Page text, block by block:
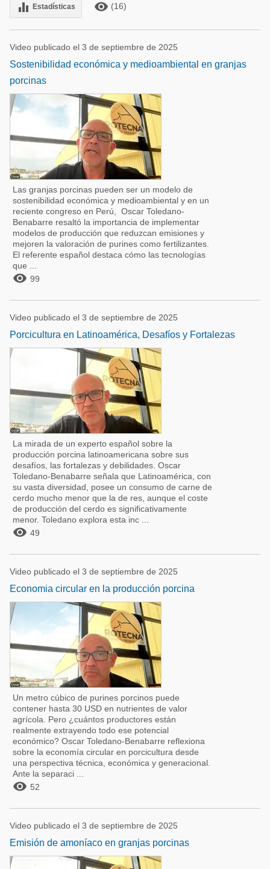
equalizer Estadísticas remove_red_eye (16)
Video publicado el 3 de septiembre de 2025
Sostenibilidad económica y medioambiental en granjas
porcinas
Las granjas porcinas pueden ser un modelo de
sostenibilidad económica y medioambiental y en un
reciente congreso en Perú, Oscar Toledano-
Benabarre resaltó la importancia de implementar
modelos de producción que reduzcan emisiones y
mejoren la valoración de purines como fertilizantes.
El referente español destaca cómo las tecnologías
que ...
 99
Video publicado el 3 de septiembre de 2025
Porcicultura en Latinoamérica, Desafíos y Fortalezas
La mirada de un experto español sobre la
producción porcina latinoamericana sobre sus
desafíos, las fortalezas y debilidades. Oscar
Toledano-Benabarre señala que Latinoamérica, con
su vasta diversidad, posee un consumo de carne de
cerdo mucho menor que la de res, aunque el coste
de producción del cerdo es significativamente
menor. Toledano explora esta inc ...
 49
Video publicado el 3 de septiembre de 2025
Economia circular en la producción porcina
Un metro cúbico de purines porcinos puede
contener hasta 30 USD en nutrientes de valor
agrícola. Pero ¿cuántos productores están
realmente extrayendo todo ese potencial
económico? Oscar Toledano-Benabarre reflexiona
sobre la economía circular en porcicultura desde
una perspectiva técnica, económica y generacional.
Ante la separaci ...
 52
Video publicado el 3 de septiembre de 2025
Emisión de amoníaco en granjas porcinas